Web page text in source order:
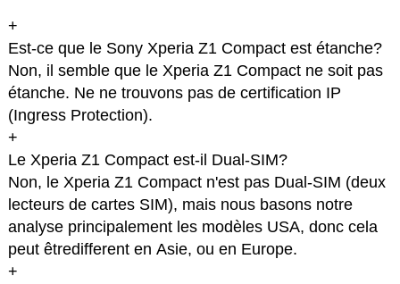
+
Est-ce que le Sony Xperia Z1 Compact est étanche?
Non, il semble que le Xperia Z1 Compact ne soit pas
étanche. Ne ne trouvons pas de certification IP
(Ingress Protection).
+
Le Xperia Z1 Compact est-il Dual-SIM?
Non, le Xperia Z1 Compact n'est pas Dual-SIM (deux
lecteurs de cartes SIM), mais nous basons notre
analyse principalement les modèles USA, donc cela
peut êtredifferent en Asie, ou en Europe.
+